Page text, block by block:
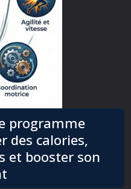
programme
des calories,
et booster son